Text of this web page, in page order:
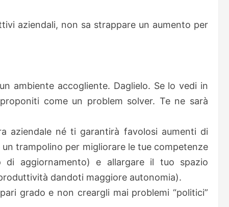
aziendali, non sa strappare un aumento per
ambiente accogliente. Daglielo. Se lo vedi in
come un problem solver. Te ne sarà
aziendale né ti garantirà favolosi aumenti di
trampolino per migliorare le tue competenze
aggiornamento) e allargare il tuo spazio
dandoti maggiore autonomia).
grado e non creargli mai problemi “politici”